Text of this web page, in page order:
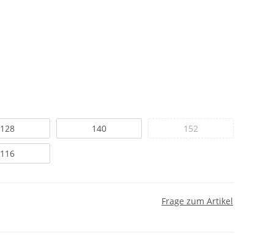
128 140 152
116
Frage zum Artikel